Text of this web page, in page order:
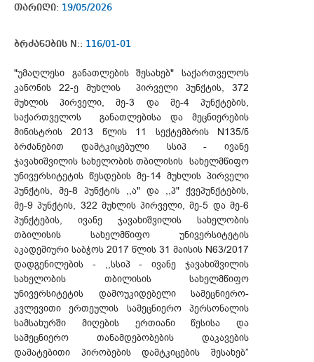
თარიღი: 19/05/2026
ბრძანების N:: 116/01-01
"უმაღლესი განათლების შესახებ" საქართველოს
კანონის 22-ე მუხლის პირველი პუნქტის, 372
მუხლის პირველი, მე-3 და მე-4 პუნქტების,
საქართველოს განათლებისა და მეცნიერების
მინისტრის 2013 წლის 11 სექტემბრის N135/ნ
ბრძანებით დამტკიცებული სსიპ - ივანე
ჯავახიშვილის სახელობის თბილისის სახელმწიფო
უნივერსიტეტის წესდების მე-14 მუხლის პირველი
პუნქტის, მე-8 პუნქტის ,,ა" და ,,პ" ქვეპუნქტების,
მე-9 პუნქტის, 322 მუხლის პირველი, მე-5 და მე-6
პუნქტების, ივანე ჯავახიშვილის სახელობის
თბილისის სახელმწიფო უნივერსიტეტის
აკადემიური საბჭოს 2017 წლის 31 მაისის N63/2017
დადგენილების - ,,სსიპ - ივანე ჯავახიშვილის
სახელობის თბილისის სახელმწიფო
უნივერსიტეტის დამოუკიდებელი სამეცნიერო-
კვლევითი ერთეულის სამეცნიერო პერსონალის
სამსახურში მიღების ერთიანი წესისა და
სამეცნიერო თანამდებობების დაკავების
დამატებითი პირობების დამტკიცების შესახებ”